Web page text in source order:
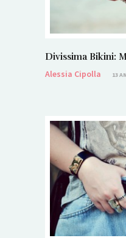
Divissima Bikini:
Alessia Cipolla
13